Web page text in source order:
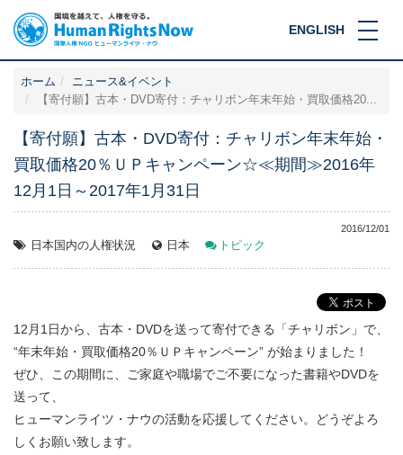
ENGLISH
ホーム
ニュース&イベント
【寄付願】古本・DVD寄付：チャリボン年末年始・買取価格20...
【寄付願】古本・DVD寄付：チャリボン年末年始・
買取価格20％ＵＰキャンペーン☆≪期間≫2016年
12月1日～2017年1月31日
2016/12/01
日本国内の人権状況 日本 トピック
12月1日から、古本・DVDを送って寄付できる「チャリボン」で、
“年末年始・買取価格20％ＵＰキャンペーン” が始まりました！
ぜひ、この期間に、ご家庭や職場でご不要になった書籍やDVDを
送って、
ヒューマンライツ・ナウの活動を応援してください。どうぞよろ
しくお願い致します。